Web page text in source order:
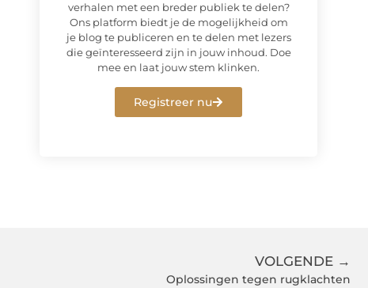
verhalen met een breder publiek te delen?
Ons platform biedt je de mogelijkheid om
je blog te publiceren en te delen met lezers
die geïnteresseerd zijn in jouw inhoud. Doe
mee en laat jouw stem klinken.
Registreer nu
VOLGENDE →
Oplossingen tegen rugklachten